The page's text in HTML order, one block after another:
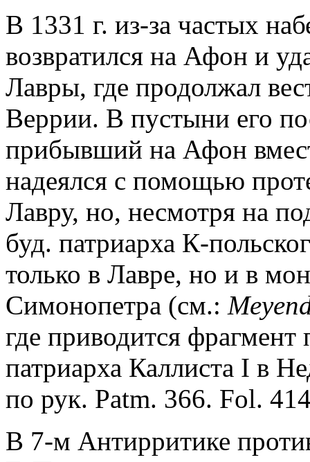
В 1331 г. из-за частых
возвратился на Афон и
Лавры, где продолжал
Веррии. В пустыни его
прибывший на Афон
надеялся с помощью
Лавру, но, несмотря на
буд. патриарха К-
только в Лавре, но и в
Симонопетра (см.:
где приводится
патриарха Каллиста I в
по рук. Patm. 366. Fol.
В 7-м Антирритике